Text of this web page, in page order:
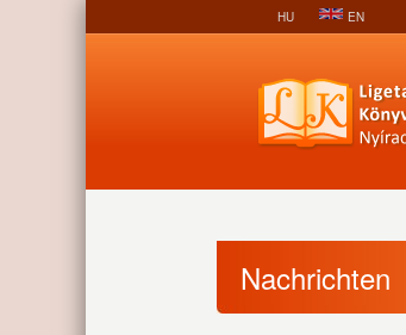
HU EN
Nachrichten